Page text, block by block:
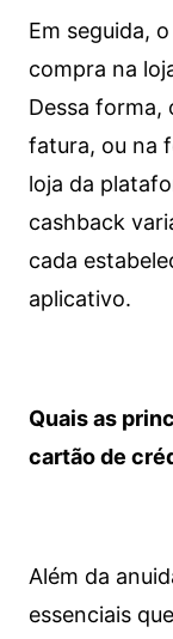
Em seguida,
compra na
Dessa forma,
fatura, ou na
loja da
cashback
cada
aplicativo.
Quais as
cartão de
Além da
essenciais